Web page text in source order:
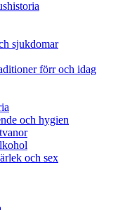
sjukdomar
förr och idag
och hygien
och sex